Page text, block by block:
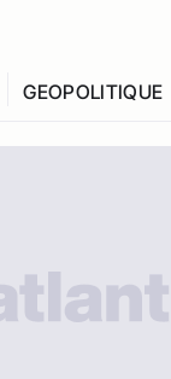
GEOPOLITIQUE